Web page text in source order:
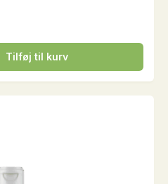
Tilføj til kurv